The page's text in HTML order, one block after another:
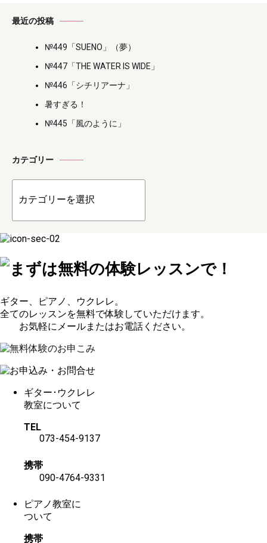
ゲ最近の投稿
№449「SUENO」（夢）
№447「THE WATER IS WIDE」
№446「シチリアーナ」
暑すぎる！
№445「風のように」
カテゴリー
カ
テ
リ
ー
ギター、ピアノ、ウクレレ。
全てのレッスンを無料で体験していただけます。
お気軽にメールまたはお電話ください。
ギター･ウクレレ
教室について
TEL
073-454-9137
携帯
090-4764-9331
ピアノ教室に
ついて
携帯